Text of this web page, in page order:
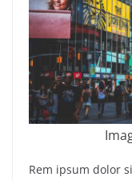
Rem ipsum dolor